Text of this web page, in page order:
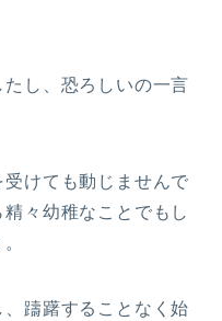
し、恐ろしいの一言
けても動じませんで
々幼稚なことでもし
躊躇することなく始